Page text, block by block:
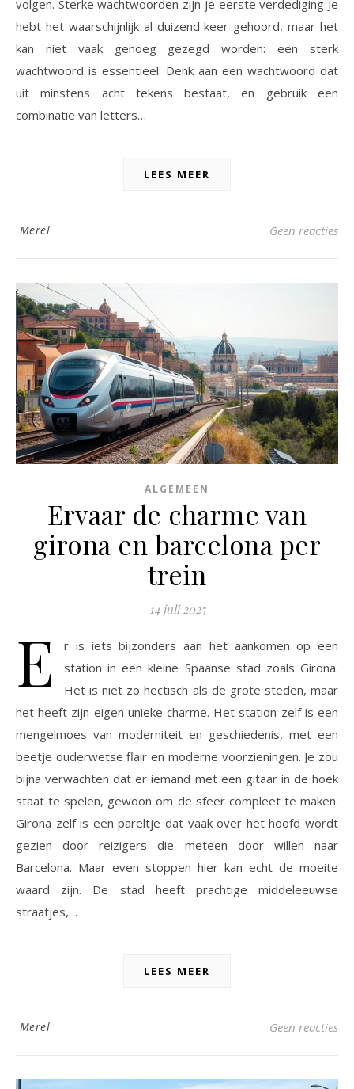
volgen. Sterke wachtwoorden zijn je eerste verdediging Je
hebt het waarschijnlijk al duizend keer gehoord, maar het
kan niet vaak genoeg gezegd worden: een sterk
wachtwoord is essentieel. Denk aan een wachtwoord dat
uit minstens acht tekens bestaat, en gebruik een
combinatie van letters…
LEES MEER
Merel Geen reacties
ALGEMEEN
Ervaar de charme van
girona en barcelona per
trein
14 juli 2025
E
r is iets bijzonders aan het aankomen op een
station in een kleine Spaanse stad zoals Girona.
Het is niet zo hectisch als de grote steden, maar
het heeft zijn eigen unieke charme. Het station zelf is een
mengelmoes van moderniteit en geschiedenis, met een
beetje ouderwetse flair en moderne voorzieningen. Je zou
bijna verwachten dat er iemand met een gitaar in de hoek
staat te spelen, gewoon om de sfeer compleet te maken.
Girona zelf is een pareltje dat vaak over het hoofd wordt
gezien door reizigers die meteen door willen naar
Barcelona. Maar even stoppen hier kan echt de moeite
waard zijn. De stad heeft prachtige middeleeuwse
straatjes,…
LEES MEER
Merel Geen reacties